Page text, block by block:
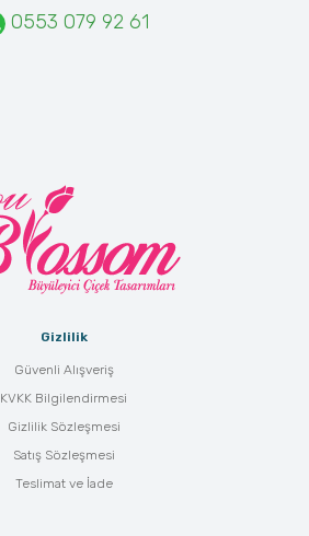
0553 079 92 61
Gizlilik
Güvenli Alışveriş
KVKK Bilgilendirmesi
Gizlilik Sözleşmesi
Satış Sözleşmesi
Teslimat ve İade